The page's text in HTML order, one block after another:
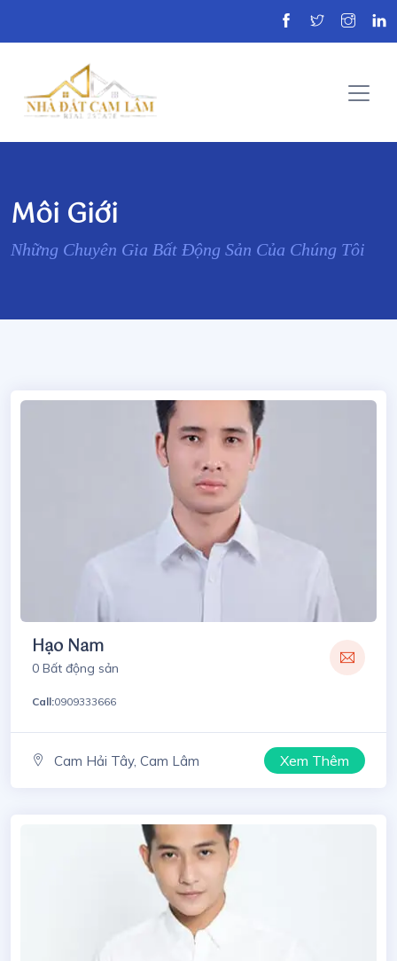
Môi Giới
Những Chuyên Gia Bất Động Sản Của Chúng Tôi
Hạo Nam
0 Bất động sản
Call:0909333666
Cam Hải Tây, Cam Lâm Xem Thêm